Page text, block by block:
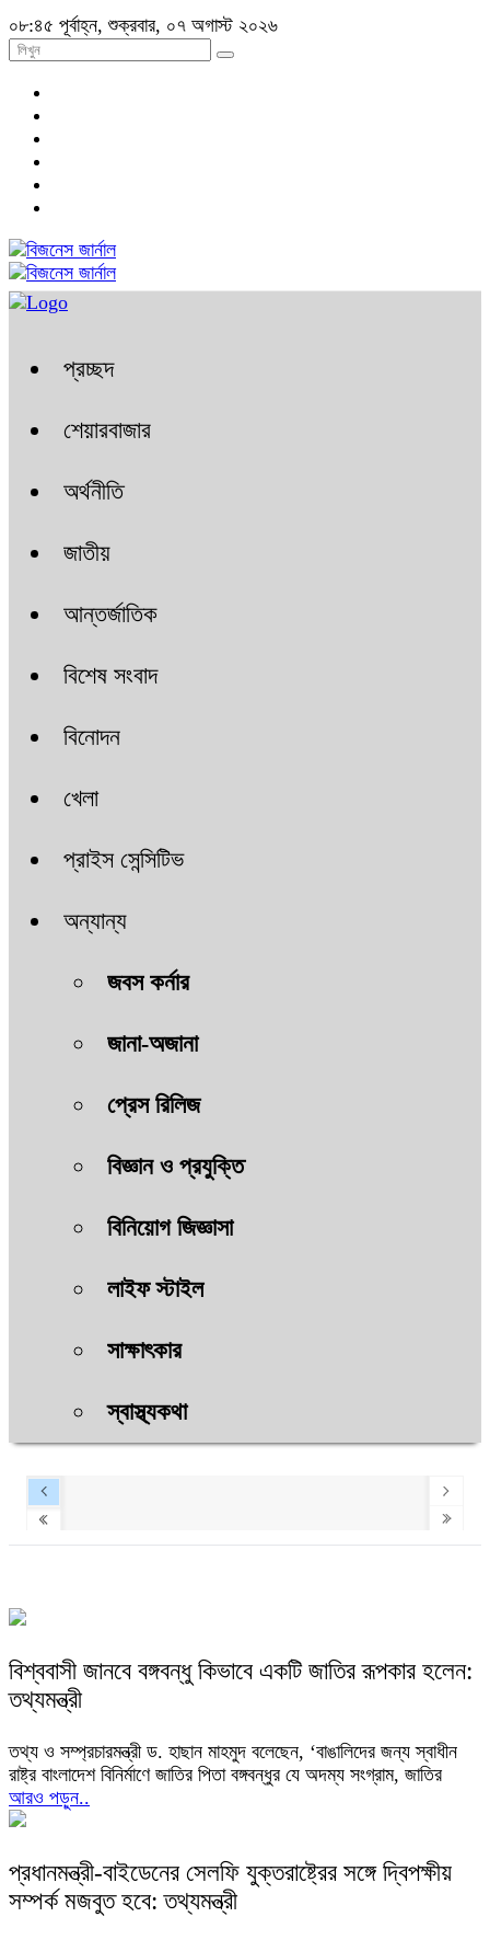
০৮:৪৫ পূর্বাহ্ন, শুক্রবার, ০৭ অগাস্ট ২০২৬
প্রচ্ছদ
শেয়ারবাজার
অর্থনীতি
জাতীয়
আন্তর্জাতিক
বিশেষ সংবাদ
বিনোদন
খেলা
প্রাইস সেন্সিটিভ
অন্যান্য
জবস কর্নার
জানা-অজানা
প্রেস রিলিজ
বিজ্ঞান ও প্রযুক্তি
বিনিয়োগ জিজ্ঞাসা
লাইফ স্টাইল
সাক্ষাৎকার
স্বাস্থ্যকথা
বিশ্ববাসী জানবে বঙ্গবন্ধু কিভাবে একটি জাতির রূপকার হলেন:
তথ্যমন্ত্রী
তথ্য ও সম্প্রচারমন্ত্রী ড. হাছান মাহমুদ বলেছেন, ‘বাঙালিদের জন্য স্বাধীন
রাষ্ট্র বাংলাদেশ বিনির্মাণে জাতির পিতা বঙ্গবন্ধুর যে অদম্য সংগ্রাম, জাতির
আরও পড়ুন..
প্রধানমন্ত্রী-বাইডেনের সেলফি যুক্তরাষ্ট্রের সঙ্গে দ্বিপক্ষীয়
সম্পর্ক মজবুত হবে: তথ্যমন্ত্রী